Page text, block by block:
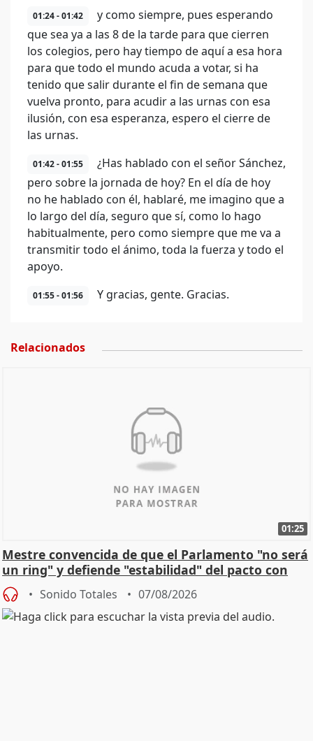
01:24 - 01:42
y como siempre, pues esperando
que sea ya a las 8 de la tarde para que cierren
los colegios, pero hay tiempo de aquí a esa hora
para que todo el mundo acuda a votar, si ha
tenido que salir durante el fin de semana que
vuelva pronto, para acudir a las urnas con esa
ilusión, con esa esperanza, espero el cierre de
las urnas.
01:42 - 01:55
¿Has hablado con el señor Sánchez,
pero sobre la jornada de hoy? En el día de hoy
no he hablado con él, hablaré, me imagino que a
lo largo del día, seguro que sí, como lo hago
habitualmente, pero como siempre que me va a
transmitir todo el ánimo, toda la fuerza y todo el
apoyo.
01:55 - 01:56 Y gracias, gente. Gracias.
Relacionados
01:25
Mestre convencida de que el Parlamento "no será
un ring" y defiende "estabilidad" del pacto con
Vox
Sonido Totales 07/08/2026